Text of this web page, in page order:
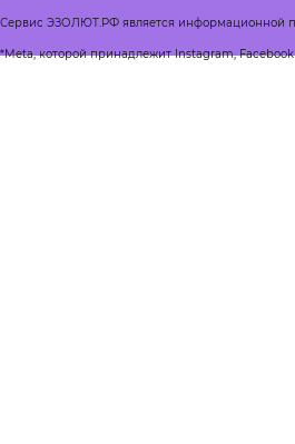
Сервис ЭЗОЛЮТ.РФ является информационной
*Meta, которой принадлежит Instagram,